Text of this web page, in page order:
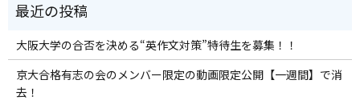
大阪大学の合否を決める“英作文対策”特待生を募集！！
京大合格有志の会のメンバー限定の動画限定公開【一週間】で消
去！